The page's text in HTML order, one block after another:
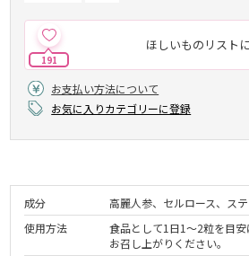
ほしいものリスト
191
お支払い方法について
お気に入りカテゴリーに登録
成分
高麗人参、セルロース、ス
使用方法
食品として1日1～2粒を目
お召し上がりください。